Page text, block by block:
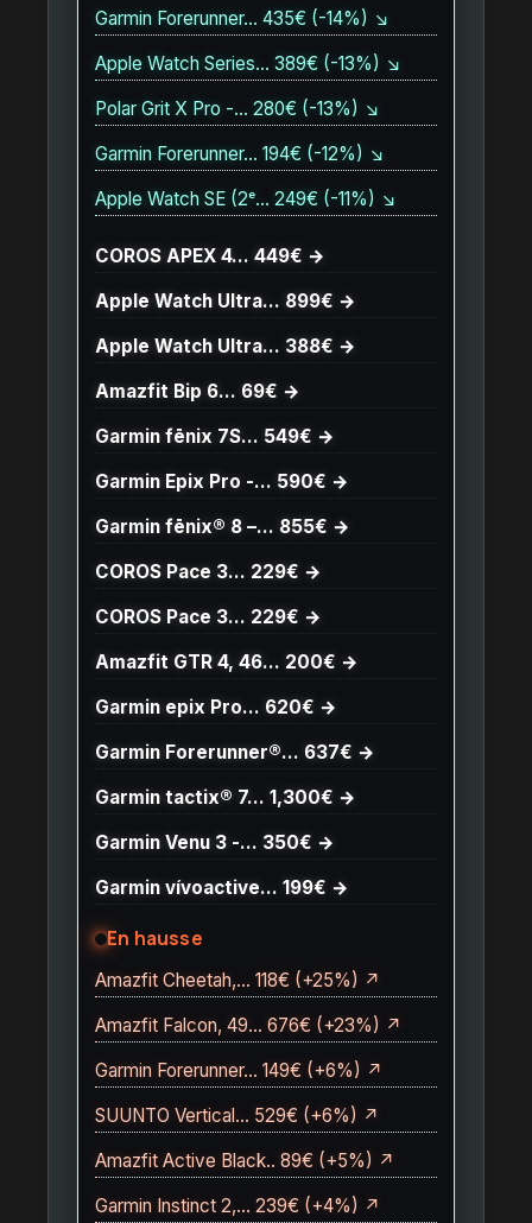
Garmin Forerunner… 435€ (-14%) ↘
Apple Watch Series… 389€ (-13%) ↘
Polar Grit X Pro -… 280€ (-13%) ↘
Garmin Forerunner… 194€ (-12%) ↘
Apple Watch SE (2ᵉ… 249€ (-11%) ↘
COROS APEX 4… 449€ →
Apple Watch Ultra… 899€ →
Apple Watch Ultra… 388€ →
Amazfit Bip 6… 69€ →
Garmin fēnix 7S… 549€ →
Garmin Epix Pro -… 590€ →
Garmin fēnix® 8 –… 855€ →
COROS Pace 3… 229€ →
COROS Pace 3… 229€ →
Amazfit GTR 4, 46… 200€ →
Garmin epix Pro… 620€ →
Garmin Forerunner®… 637€ →
Garmin tactix® 7… 1,300€ →
Garmin Venu 3 -… 350€ →
Garmin vívoactive… 199€ →
En hausse
Amazfit Cheetah,… 118€ (+25%) ↗
Amazfit Falcon, 49… 676€ (+23%) ↗
Garmin Forerunner… 149€ (+6%) ↗
SUUNTO Vertical… 529€ (+6%) ↗
Amazfit Active Black.. 89€ (+5%) ↗
Garmin Instinct 2,… 239€ (+4%) ↗